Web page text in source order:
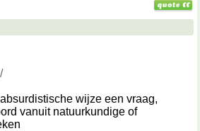
wijze een vraag,
vanuit natuurkundige of